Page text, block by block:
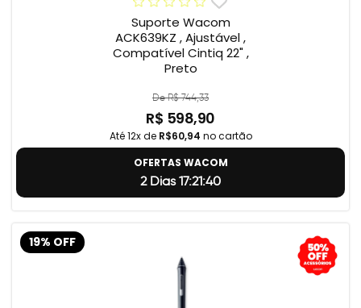
Suporte Wacom
ACK639KZ , Ajustável ,
Compatível Cintiq 22" ,
Preto
De R$ 744,33
R$ 598,90
Até 12x de R$60,94 no cartão
OFERTAS WACOM
2 Dias 17:21:39
19% OFF